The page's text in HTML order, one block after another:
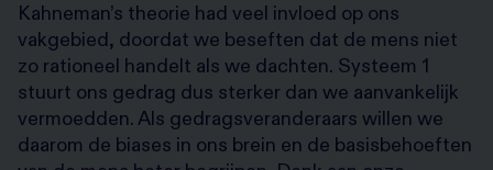
Kahneman’s theorie had veel invloed op ons
vakgebied, doordat we beseften dat de mens niet
zo rationeel handelt als we dachten. Systeem 1
stuurt ons gedrag dus sterker dan we aanvankelijk
vermoedden. Als gedragsveranderaars willen we
daarom de biases in ons brein en de basisbehoeften